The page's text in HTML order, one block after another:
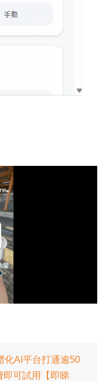
化AI平台打通逾50
即可試用【即睇